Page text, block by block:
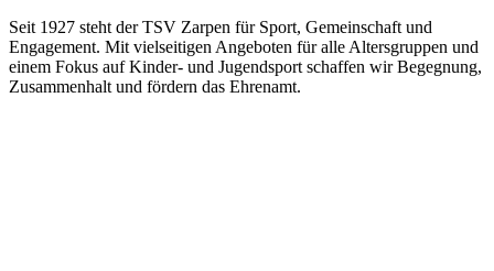
Seit 1927 steht der TSV Zarpen für Sport, Gemeinschaft und
Engagement. Mit vielseitigen Angeboten für alle Altersgruppen und
einem Fokus auf Kinder- und Jugendsport schaffen wir Begegnung,
Zusammenhalt und fördern das Ehrenamt.